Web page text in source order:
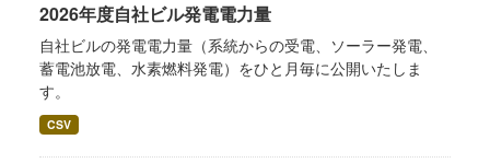
2026年度自社ビル発電電力量
自社ビルの発電電力量（系統からの受電、ソーラー発電、
蓄電池放電、水素燃料発電）をひと月毎に公開いたしま
す。
CSV